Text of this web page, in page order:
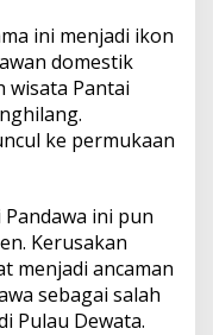
ini menjadi ikon
domestik
wisata Pantai
ke permukaan
ini pun
Kerusakan
menjadi ancaman
sebagai salah
Pulau Dewata.